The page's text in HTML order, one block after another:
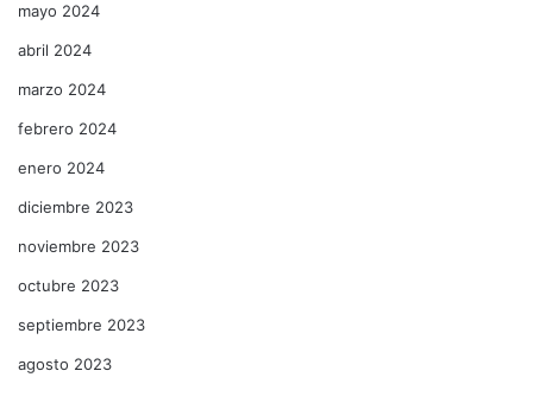
mayo 2024
abril 2024
marzo 2024
febrero 2024
enero 2024
diciembre 2023
noviembre 2023
octubre 2023
septiembre 2023
agosto 2023